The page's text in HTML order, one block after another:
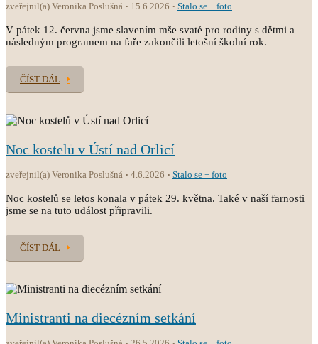
zveřejnil(a) Veronika Poslušná 15.6.2026 Stalo se + foto
V pátek 12. června jsme slavením mše svaté pro rodiny s dětmi a
následným programem na faře zakončili letošní školní rok.
ČÍST DÁL
Noc kostelů v Ústí nad Orlicí
zveřejnil(a) Veronika Poslušná 4.6.2026 Stalo se + foto
Noc kostelů se letos konala v pátek 29. května. Také v naší farnosti
jsme se na tuto událost připravili.
ČÍST DÁL
Ministranti na diecézním setkání